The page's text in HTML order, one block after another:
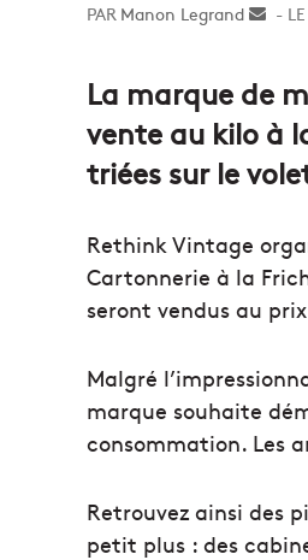
Manon Legrand
La marque de
vente au kilo à
triées sur le
Rethink Vintage
Cartonnerie à la
seront vendus au
Malgré
marque souhaite
consommation. Les
Retrouvez ainsi des
petit plus : des